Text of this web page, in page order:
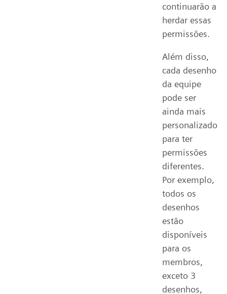
continuarão a
herdar essas
permissões.
Além disso,
cada desenho
da equipe
pode ser
ainda mais
personalizado
para ter
permissões
diferentes.
Por exemplo,
todos os
desenhos
estão
disponíveis
para os
membros,
exceto 3
desenhos,